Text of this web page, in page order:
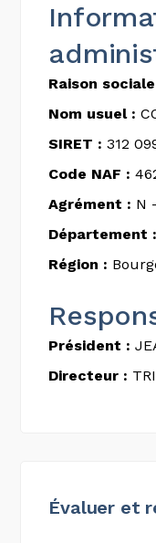
Raison
Nom usuel :
SIRET : 312
Code NAF :
Agrément : N
Département :
Région :
Président :
Directeur :
Évaluer et